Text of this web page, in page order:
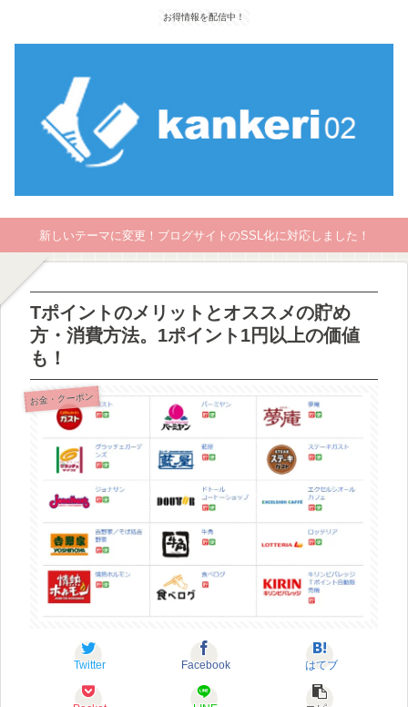
お得情報を配信中！
新しいテーマに変更！ブログサイトのSSL化に対応しました！
Tポイントのメリットとオススメの貯め
方・消費方法。1ポイント1円以上の価値
も！
お金・クーポン
Twitter Facebook はてブ